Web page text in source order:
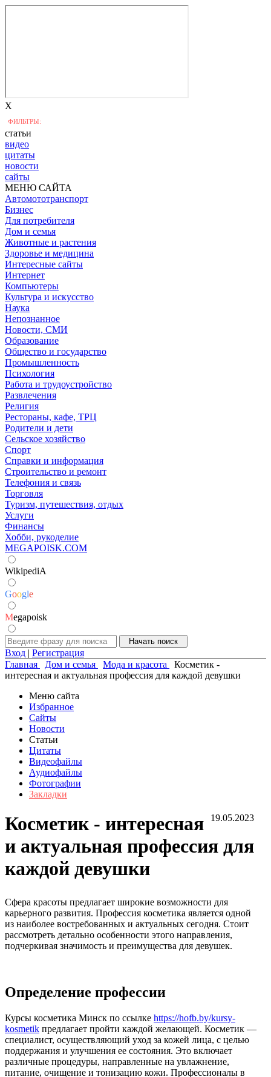
X
ФИЛЬТРЫ:
статьи
видео
цитаты
новости
сайты
МЕНЮ САЙТА
Автомототранспорт
Бизнес
Для потребителя
Дом и семья
Животные и растения
Здоровье и медицина
Интересные сайты
Интернет
Компьютеры
Культура и искусство
Наука
Непознанное
Новости, СМИ
Образование
Общество и государство
Промышленность
Психология
Работа и трудоустройство
Развлечения
Религия
Рестораны, кафе, ТРЦ
Родители и дети
Сельское хозяйство
Спорт
Справки и информация
Строительство и ремонт
Телефония и связь
Торговля
Туризм, путешествия, отдых
Услуги
Финансы
Хобби, рукоделие
MEGAPOISK.COM
WikipediA
Google
Megapoisk
Вход | Регистрация
Главная
Дом и семья Мода и красота
Косметик -
интересная и актуальная профессия для каждой девушки
Меню сайта
Избранное
Сайты
Новости
Статьи
Цитаты
Видеофайлы
Аудиофайлы
Фотографии
Закладки
19.05.2023
Косметик - интересная
и актуальная профессия для
каждой девушки
Сфера красоты предлагает широкие возможности для
карьерного развития. Профессия косметика является одной
из наиболее востребованных и актуальных сегодня. Стоит
рассмотреть детально особенности этого направления,
подчеркивая значимость и преимущества для девушек.
Определение профессии
Курсы косметика Минск по ссылке https://hofb.by/kursy-
kosmetik предлагает пройти каждой желающей. Косметик —
специалист, осуществляющий уход за кожей лица, с целью
поддержания и улучшения ее состояния. Это включает
различные процедуры, направленные на увлажнение,
питание, очищение и тонизацию кожи. Профессионалы в